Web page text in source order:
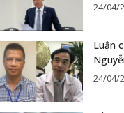
24/04/
Luận
24/04/